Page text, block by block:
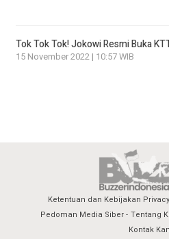
Tok Tok Tok! Jokowi Resmi Buka
15 November 2022 | 10:57 WIB
Ketentuan dan Kebijakan Privacy
Pedoman Media Siber
Tentang
Kontak